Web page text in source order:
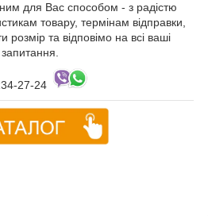
для Вас способом - з радістю
товару, термінам відправки,
розмір та відповімо на всі ваші
запитання.
27-24